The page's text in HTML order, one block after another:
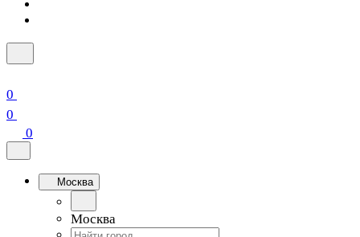
0
0
0
Москва
Москва